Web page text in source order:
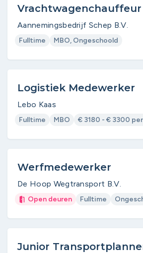
Aannemingsbedrijf Schep B.V.
Fulltime MBO, Ongeschoold
Logistiek Medewerker
Lebo Kaas
Fulltime MBO € 3180 - € 3300
Werfmedewerker
De Hoop Wegtransport B.V.
Open deuren Fulltime
Junior